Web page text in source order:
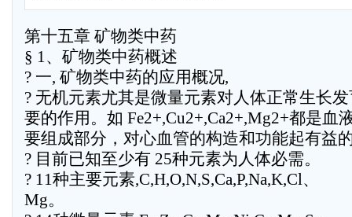
第十五章 矿物类中药
§ 1、矿物类中药概述
? 一, 矿物类中药的应用概况,
? 无机元素尤其是微量元素对人体正常生长
要的作用。如 Fe2+,Cu2+,Ca2+,Mg2+都是血
要组成部分，对心血管的构造和功能起有益
? 目前已知至少有 25种元素为人体必需。
? 11种主要元素,C,H,O,N,S,Ca,P,Na,K,Cl、
Mg。